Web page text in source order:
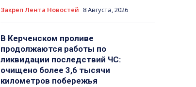
Закреп Лента Новостей 8 Августа, 2026
В Керченском проливе
продолжаются работы по
ликвидации последствий ЧС:
очищено более 3,6 тысячи
километров побережья